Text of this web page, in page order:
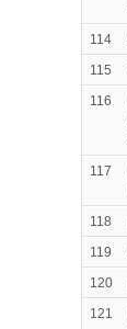
114
115
116
117
118
119
120
121